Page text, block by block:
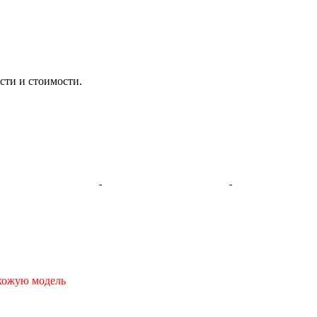
и стоимости.
модель